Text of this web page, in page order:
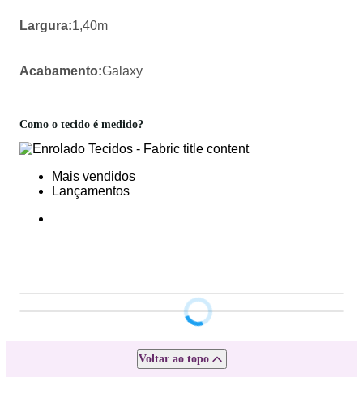
Largura:1,40m
Acabamento:Galaxy
Como o tecido é medido?
Mais vendidos
Lançamentos
Voltar ao topo